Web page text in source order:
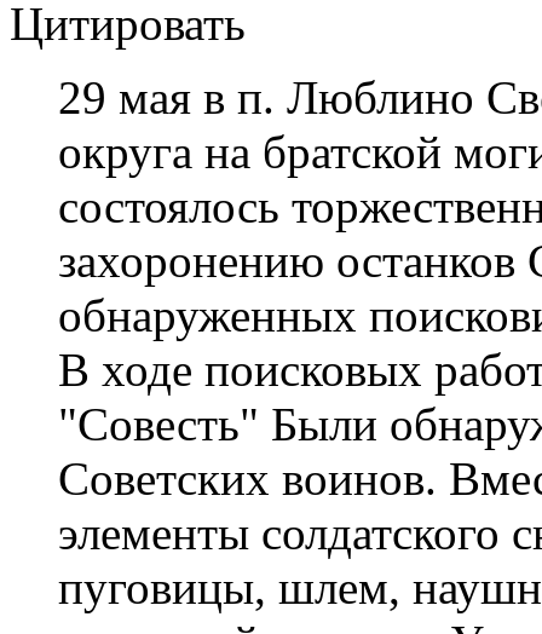
Цитировать
29 мая в п. Люблино
округа на братской
состоялось
захоронению останков
обнаруженных
В ходе поисковых
"Совесть" Были
Советских воинов.
элементы
пуговицы, шлем,